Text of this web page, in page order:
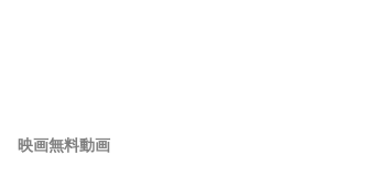
映画無料動画